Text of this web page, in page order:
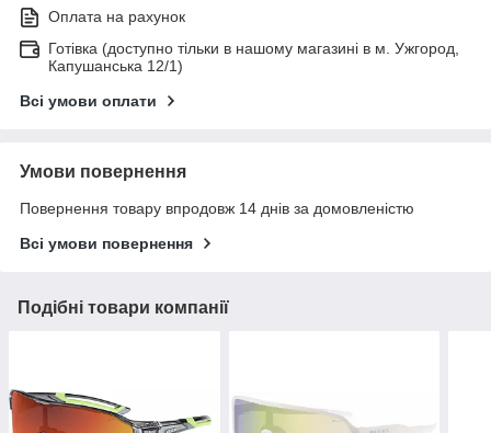
Оплата на рахунок
Готівка (доступно тільки в нашому магазині в м. Ужгород,
Капушанська 12/1)
Всі умови оплати
Умови повернення
Повернення товару впродовж 14 днів за домовленістю
Всі умови повернення
Подібні товари компанії